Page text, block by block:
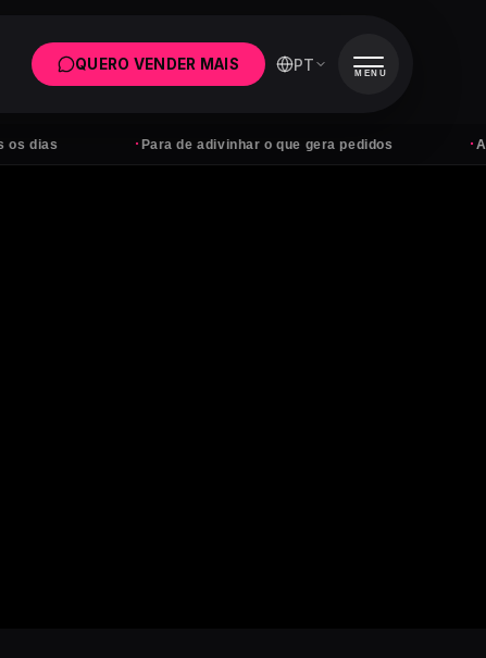
Para de adivinhar o que gera pedidos Anúncios
QUERO VENDER MAIS PT MENU